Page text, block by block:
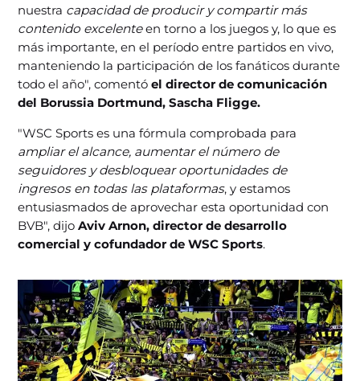
nuestra capacidad de producir y compartir más
contenido excelenteen torno a los juegos y, lo que es
más importante, en el período entre partidos en vivo,
manteniendo la participación de los fanáticos durante
todo el año", comentó el director de comunicación
del Borussia Dortmund, Sascha Fligge.
"WSC Sports es una fórmula comprobada para
ampliar el alcance, aumentar el número de
seguidores y desbloquear oportunidades de
ingresos en todas las plataformas, y estamos
entusiasmados de aprovechar esta oportunidad con
BVB", dijoAviv Arnon, director de desarrollo
comercial y cofundador de WSC Sports.